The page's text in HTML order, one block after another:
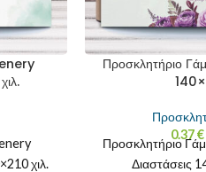
χιλ.
Προσκλητήριο
0.37€
Προσκλητήριο
Διαστάσεις